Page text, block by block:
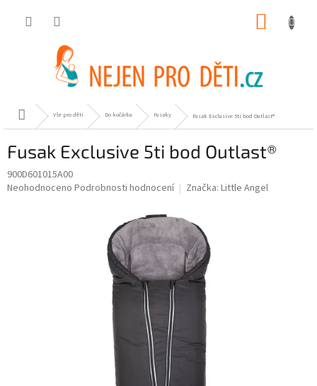
Domů Vše pro děti Do kočárku Fusaky Fusak Exclusive 5ti bod Outlast®
Fusak Exclusive 5ti bod Outlast®
900D601015A00
Průměrné
Neohodnoceno Podrobnosti hodnocení Značka: Little Angel